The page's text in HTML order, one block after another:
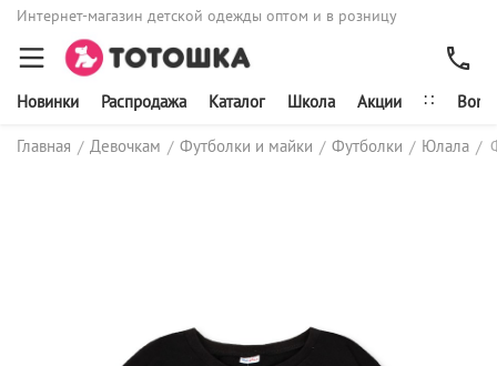
Интернет-магазин детской одежды оптом и в розницу
Новинки Распродажа Каталог Школа Акции ∷
Главная / Девочкам / Футболки и майки / Футболки / Юлала /